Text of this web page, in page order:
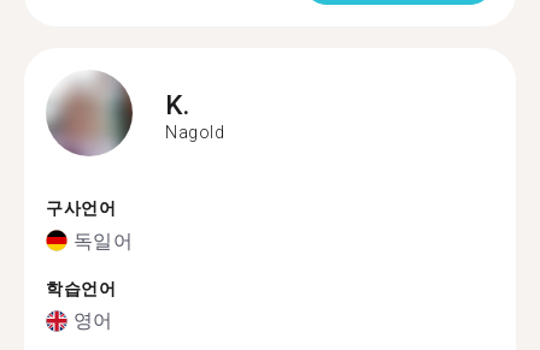
K.
Nagold
구사언어
독일어
학습언어
영어